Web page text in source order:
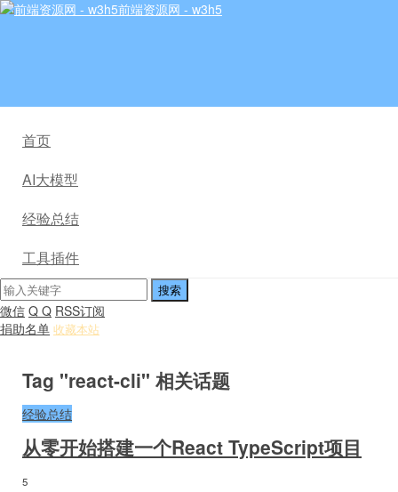
前端资源网 - w3h5
首页
AI大模型
经验总结
工具插件
微信 Q Q RSS订阅
捐助名单 收藏本站
Tag "react-cli" 相关话题
经验总结
从零开始搭建一个React TypeScript项目
5